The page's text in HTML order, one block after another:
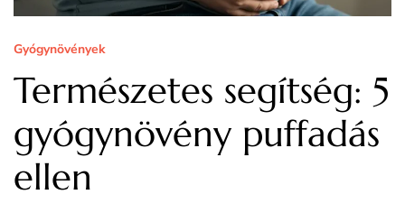
Gyógynövények
Természetes segítség: 5
gyógynövény puffadás
ellen